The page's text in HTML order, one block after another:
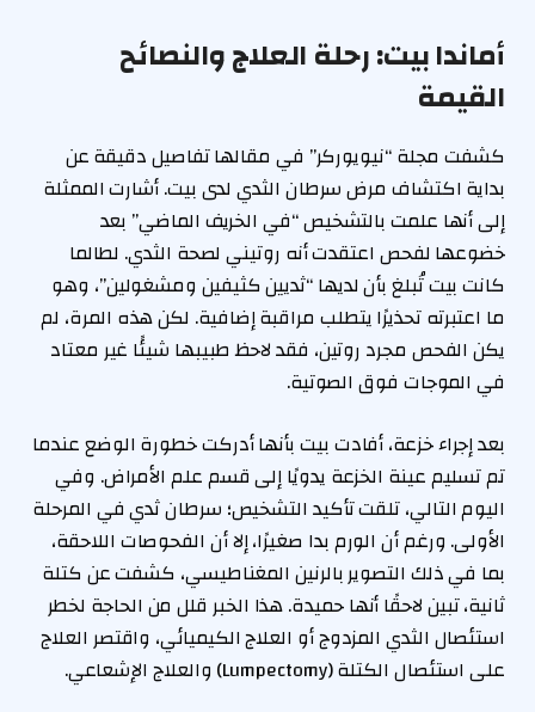
أماندا بيت: رحلة العلاج والنصائح
القيمة
كشفت مجلة “نيويوركر” في مقالها تفاصيل دقيقة عن
بداية اكتشاف مرض سرطان الثدي لدى بيت. أشارت الممثلة
إلى أنها علمت بالتشخيص “في الخريف الماضي” بعد
خضوعها لفحص اعتقدت أنه روتيني لصحة الثدي. لطالما
كانت بيت تُبلغ بأن لديها “ثديين كثيفين ومشغولين”، وهو
ما اعتبرته تحذيرًا يتطلب مراقبة إضافية. لكن هذه المرة، لم
يكن الفحص مجرد روتين، فقد لاحظ طبيبها شيئًا غير معتاد
في الموجات فوق الصوتية.
بعد إجراء خزعة، أفادت بيت بأنها أدركت خطورة الوضع عندما
تم تسليم عينة الخزعة يدويًا إلى قسم علم الأمراض. وفي
اليوم التالي، تلقت تأكيد التشخيص؛ سرطان ثدي في المرحلة
الأولى. ورغم أن الورم بدا صغيرًا، إلا أن الفحوصات اللاحقة،
بما في ذلك التصوير بالرنين المغناطيسي، كشفت عن كتلة
ثانية، تبين لاحقًا أنها حميدة. هذا الخبر قلل من الحاجة لخطر
استئصال الثدي المزدوج أو العلاج الكيميائي، واقتصر العلاج
على استئصال الكتلة (Lumpectomy) والعلاج الإشعاعي.